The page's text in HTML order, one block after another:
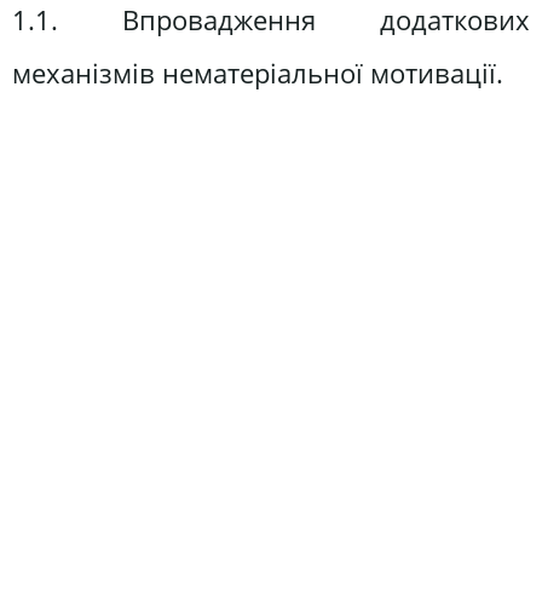
1.1. Впровадження додаткових
механізмів нематеріальної мотивації.